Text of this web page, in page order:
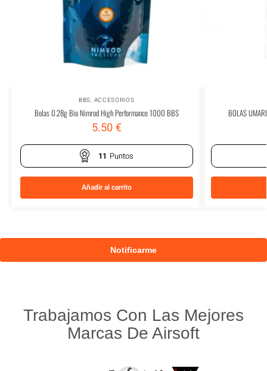
BBS, ACCESORIOS
Bolas 0.28g Bio Nimrod High Performance 1000 BBS
5.50€
11 Puntos
Añadir al carrito
BOLAS
Trabajamos Con Las Mejores
Marcas De Airsoft